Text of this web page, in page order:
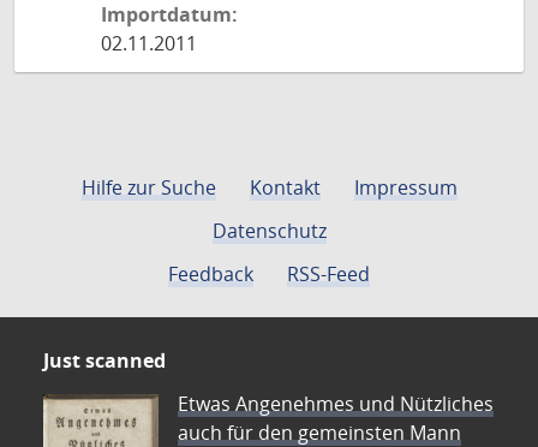
Importdatum:
02.11.2011
Hilfe zur Suche Kontakt
Impressum
Datenschutz
Feedback
RSS-Feed
Just scanned
Etwas Angenehmes und Nützliches
auch für den gemeinsten Mann